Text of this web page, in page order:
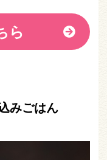
ら
みごはん